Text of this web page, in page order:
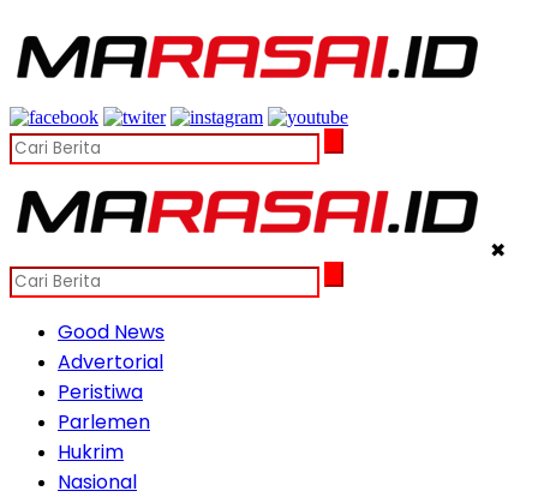
✖
Good News
Advertorial
Peristiwa
Parlemen
Hukrim
Nasional